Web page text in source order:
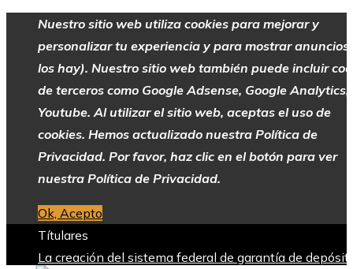
Nuestro sitio web utiliza cookies para mejorar y
personalizar tu experiencia y para mostrar anuncios
los hay). Nuestro sitio web también puede incluir
de terceros como Google Adsense, Google Analytics,
Youtube. Al utilizar el sitio web, aceptas el uso de
cookies. Hemos actualizado nuestra Política de
Privacidad. Por favor, haz clic en el botón para ver
nuestra Política de Privacidad.
Ok, Acepto
Títulares
La creación del sistema federal de garantía de